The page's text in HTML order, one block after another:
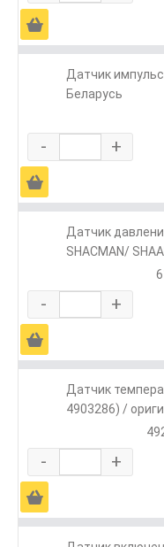
Ä
Датчик
Беларусь
- +
Ä
Датчик
SHACMAN/
- +
Ä
Датчик
4903286) /
- +
Ä